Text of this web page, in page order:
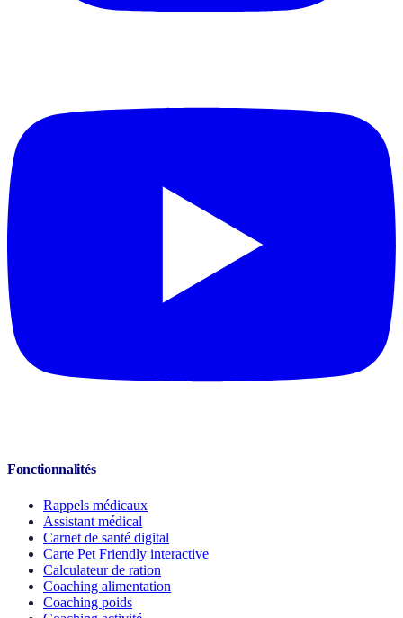
Fonctionnalités
Rappels médicaux
Assistant médical
Carnet de santé digital
Carte Pet Friendly interactive
Calculateur de ration
Coaching alimentation
Coaching poids